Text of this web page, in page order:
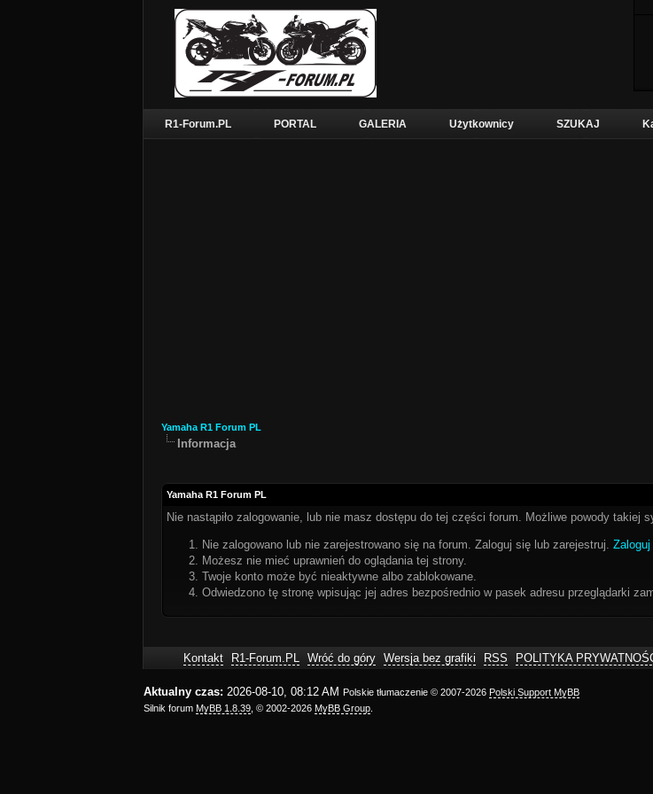
R1-Forum.PL PORTAL GALERIA Użytkownicy SZUKAJ
Yamaha R1 Forum PL
Informacja
Yamaha R1 Forum PL
Nie nastąpiło zalogowanie, lub nie masz dostępu do tej części forum. Możliwe powody takiej
Nie zalogowano lub nie zarejestrowano się na forum. Zaloguj się lub zarejestruj.
Możesz nie mieć uprawnień do oglądania tej strony.
Twoje konto może być nieaktywne albo zablokowane.
Odwiedzono tę stronę wpisując jej adres bezpośrednio w pasek adresu przeglądarki
Kontakt R1-Forum.PL Wróć do góry Wersja bez grafiki RSS POLITYKA
Aktualny czas: 2026-08-10, 08:12 AM Polskie tłumaczenie © 2007-2026 Polski Support MyBB
Silnik forum MyBB 1.8.39 , © 2002-2026 MyBB Group